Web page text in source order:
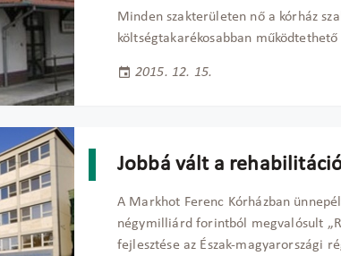
Minden szakterületen nő a kórház
költségtakarékosabban
2015. 12. 15.
Jobbá vált a
A Markhot Ferenc Kórházban
négymilliárd forintból megvalósult
fejlesztése az Észak-magyarországi